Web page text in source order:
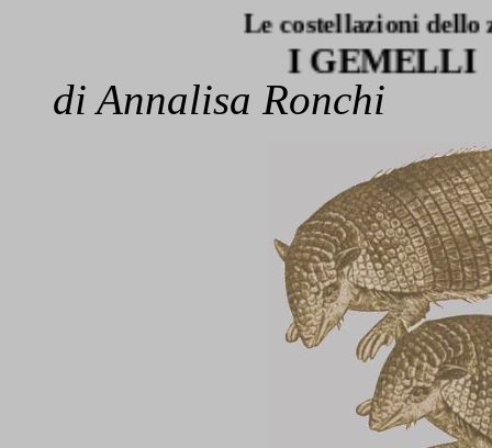
Le costellazioni dello zodiaco:
I GEMELLI
di Annalisa Ronchi